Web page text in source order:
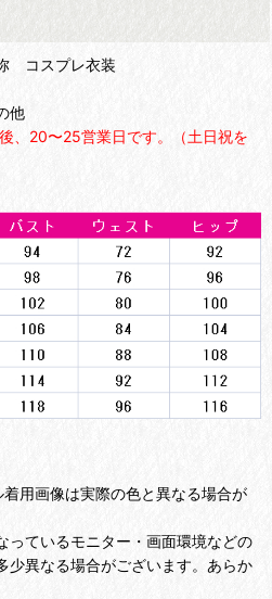
コスプレ衣装
他
、20〜25営業日です。（土日祝を
用画像は実際の色と異なる場合が
ているモニター・画面環境などの
少異なる場合がございます。あらか